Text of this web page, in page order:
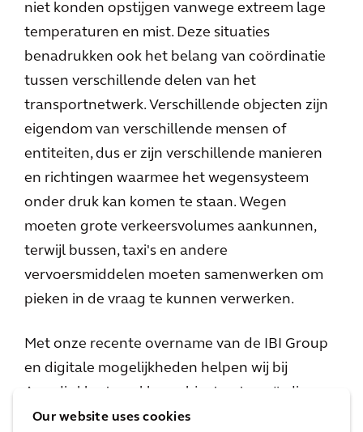
Our website uses cookies
niet konden opstijgen vanwege extreem lage
temperaturen en mist. Deze situaties
benadrukken ook het belang van coördinatie
tussen verschillende delen van het
transportnetwerk. Verschillende objecten zijn
eigendom van verschillende mensen of
entiteiten, dus er zijn verschillende manieren
en richtingen waarmee het wegensysteem
onder druk kan komen te staan. Wegen
moeten grote verkeersvolumes aankunnen,
terwijl bussen, taxi's en andere
vervoersmiddelen moeten samenwerken om
pieken in de vraag te kunnen verwerken.
Met onze recente overname van de IBI Group
en digitale mogelijkheden helpen wij bij
Arcadis klanten al hun objecten te coördineren
en te synchroniseren en ervoor te zorgen dat